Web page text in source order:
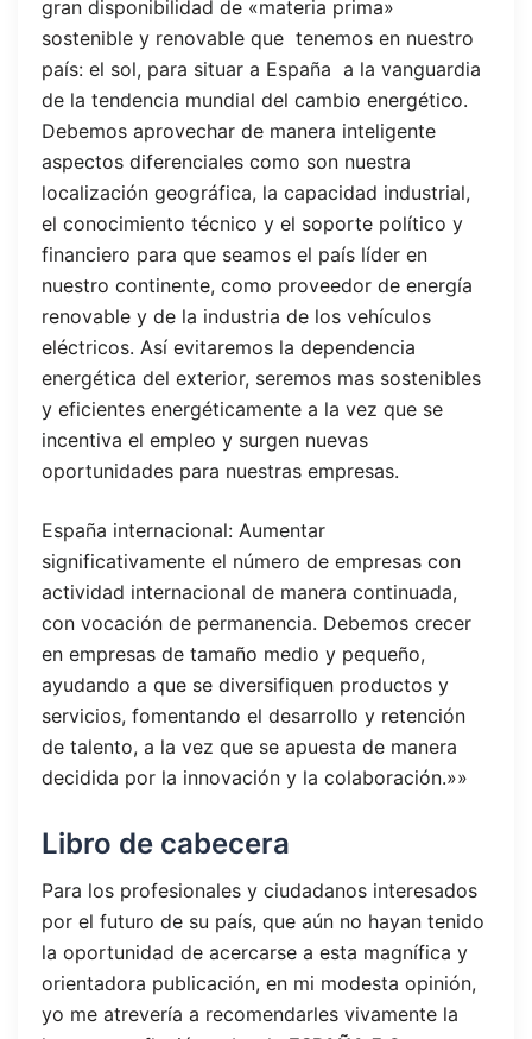
gran disponibilidad de «materia prima»
sostenible y renovable que tenemos en nuestro
país: el sol, para situar a España a la vanguardia
de la tendencia mundial del cambio energético.
Debemos aprovechar de manera inteligente
aspectos diferenciales como son nuestra
localización geográfica, la capacidad industrial,
el conocimiento técnico y el soporte político y
financiero para que seamos el país líder en
nuestro continente, como proveedor de energía
renovable y de la industria de los vehículos
eléctricos. Así evitaremos la dependencia
energética del exterior, seremos mas sostenibles
y eficientes energéticamente a la vez que se
incentiva el empleo y surgen nuevas
oportunidades para nuestras empresas.
España internacional: Aumentar
significativamente el número de empresas con
actividad internacional de manera continuada,
con vocación de permanencia. Debemos crecer
en empresas de tamaño medio y pequeño,
ayudando a que se diversifiquen productos y
servicios, fomentando el desarrollo y retención
de talento, a la vez que se apuesta de manera
decidida por la innovación y la colaboración.»»
Libro de cabecera
Para los profesionales y ciudadanos interesados
por el futuro de su país, que aún no hayan tenido
la oportunidad de acercarse a esta magnífica y
orientadora publicación, en mi modesta opinión,
yo me atrevería a recomendarles vivamente la